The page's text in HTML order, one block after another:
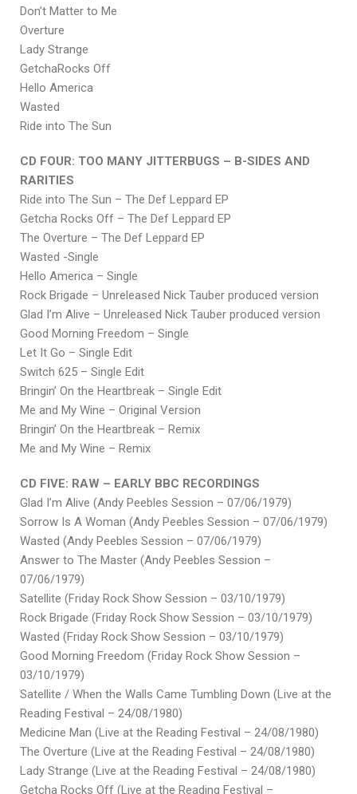
Don’t Matter to Me
Overture
Lady Strange
GetchaRocks Off
Hello America
Wasted
Ride into The Sun
CD FOUR: TOO MANY JITTERBUGS – B-SIDES AND
RARITIES
Ride into The Sun – The Def Leppard EP
Getcha Rocks Off – The Def Leppard EP
The Overture – The Def Leppard EP
Wasted -Single
Hello America – Single
Rock Brigade – Unreleased Nick Tauber produced version
Glad I’m Alive – Unreleased Nick Tauber produced version
Good Morning Freedom – Single
Let It Go – Single Edit
Switch 625 – Single Edit
Bringin’ On the Heartbreak – Single Edit
Me and My Wine – Original Version
Bringin’ On the Heartbreak – Remix
Me and My Wine – Remix
CD FIVE: RAW – EARLY BBC RECORDINGS
Glad I’m Alive (Andy Peebles Session – 07/06/1979)
Sorrow Is A Woman (Andy Peebles Session – 07/06/1979)
Wasted (Andy Peebles Session – 07/06/1979)
Answer to The Master (Andy Peebles Session –
07/06/1979)
Satellite (Friday Rock Show Session – 03/10/1979)
Rock Brigade (Friday Rock Show Session – 03/10/1979)
Wasted (Friday Rock Show Session – 03/10/1979)
Good Morning Freedom (Friday Rock Show Session –
03/10/1979)
Satellite / When the Walls Came Tumbling Down (Live at the
Reading Festival – 24/08/1980)
Medicine Man (Live at the Reading Festival – 24/08/1980)
The Overture (Live at the Reading Festival – 24/08/1980)
Lady Strange (Live at the Reading Festival – 24/08/1980)
Getcha Rocks Off (Live at the Reading Festival –